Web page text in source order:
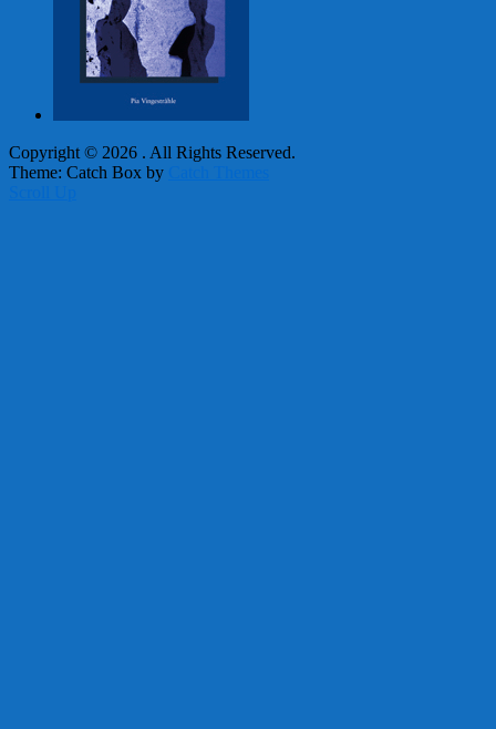
Copyright © 2026 . All Rights Reserved.
Theme: Catch Box by